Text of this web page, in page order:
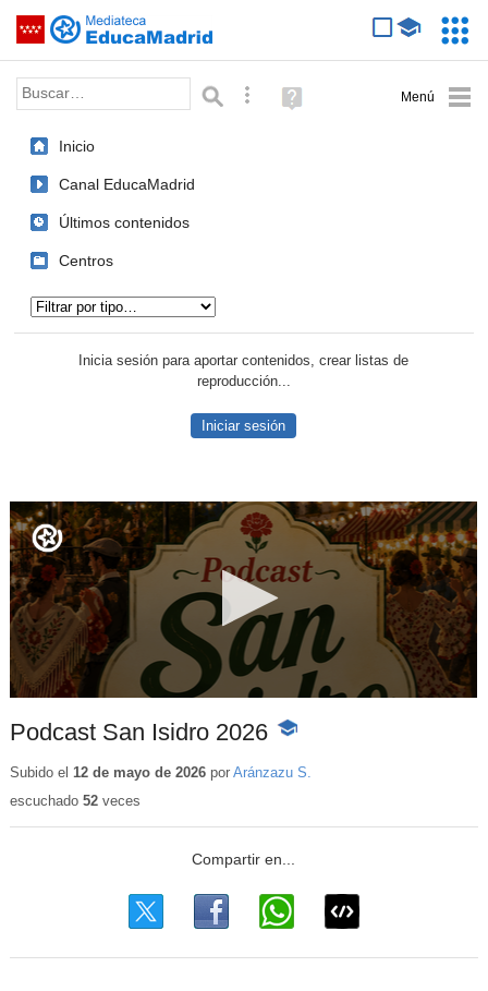
Saltar navegación
Palabra o frase: Búsqueda avanzada
Ayuda
(en
Inicio
Canal EducaMadrid
Últimos contenidos
Centros
Inicia sesión para aportar contenidos, crear listas de
reproducción...
Iniciar sesión
Podcast San Isidro 2026 -
educativo
Subido el 12 de mayo de 2026por Aránzazu S.
escuchado 52veces